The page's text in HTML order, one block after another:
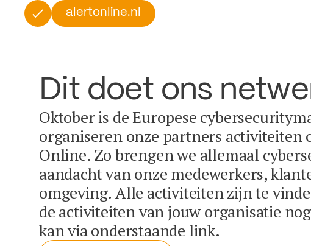
alertonline.nl
Dit doet ons
Oktober is de Europese
organiseren onze partners activiteiten
Online. Zo brengen we allemaal
aandacht van onze medewerkers,
omgeving. Alle activiteiten zijn te
de activiteiten van jouw organisatie
kan via onderstaande link.